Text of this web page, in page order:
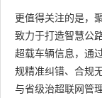
更值得关注的是，
致力于打造智慧公
超载车辆信息，通
规精准纠错、合规
与省级治超联网管